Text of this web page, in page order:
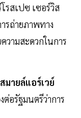
รสเปซ เซอร์วิส
รถ่ายภาพทาง
วามสะดวกในการ
ายล์แอร์เวย์
อรัฐมนตรีว่าการ